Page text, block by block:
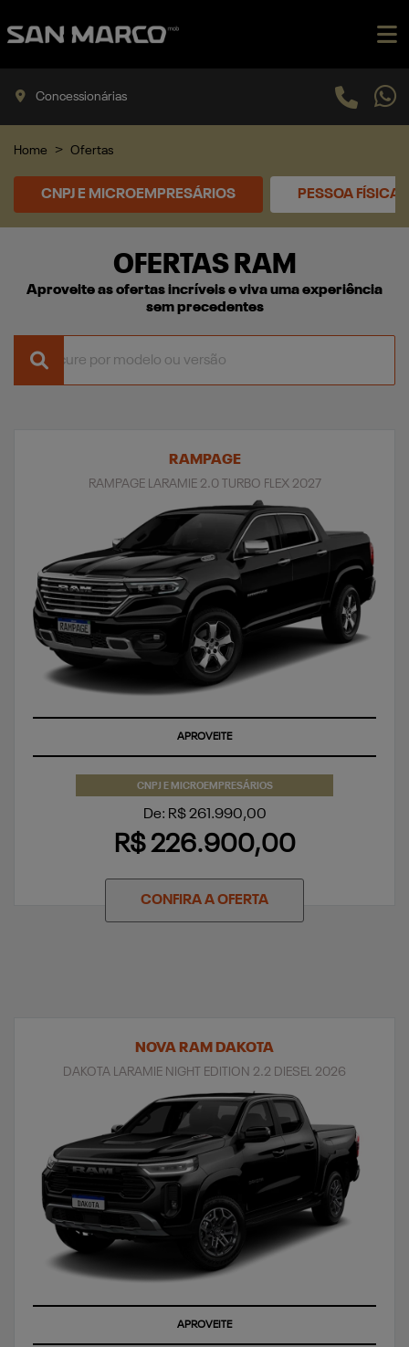
Concessionárias
Home Ofertas
CNPJ E MICROEMPRESÁRIOS PESSOA FÍSICA
OFERTAS RAM
Aproveite as ofertas incríveis e viva uma experiência
sem precedentes
RAMPAGE
RAMPAGE LARAMIE 2.0 TURBO FLEX 2027
SUPERVALORIZAÇÃO DO SEU SEMINOVO
CNPJ E MICROEMPRESÁRIOS
De: R$ 261.990,00
R$ 226.900,00
CONFIRA A OFERTA
NOVA RAM DAKOTA
DAKOTA LARAMIE NIGHT EDITION 2.2 DIESEL 2026
APROVEITE